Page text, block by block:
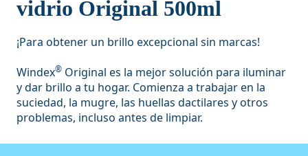
vidrio Original 500ml
¡Para obtener un brillo excepcional sin marcas!
Windex® Original es la mejor solución para iluminar
y dar brillo a tu hogar. Comienza a trabajar en la
suciedad, la mugre, las huellas dactilares y otros
problemas, incluso antes de limpiar.